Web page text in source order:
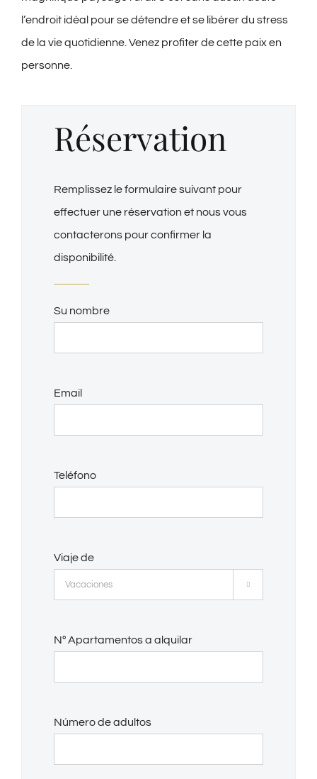
l’endroit idéal pour se détendre et se libérer du stress
de la vie quotidienne. Venez profiter de cette paix en
personne.
Réservation
Remplissez le formulaire suivant pour
effectuer une réservation et nous vous
contacterons pour confirmer la
disponibilité.
Su nombre
Email
Teléfono
Viaje de

Nº Apartamentos a alquilar
Número de adultos